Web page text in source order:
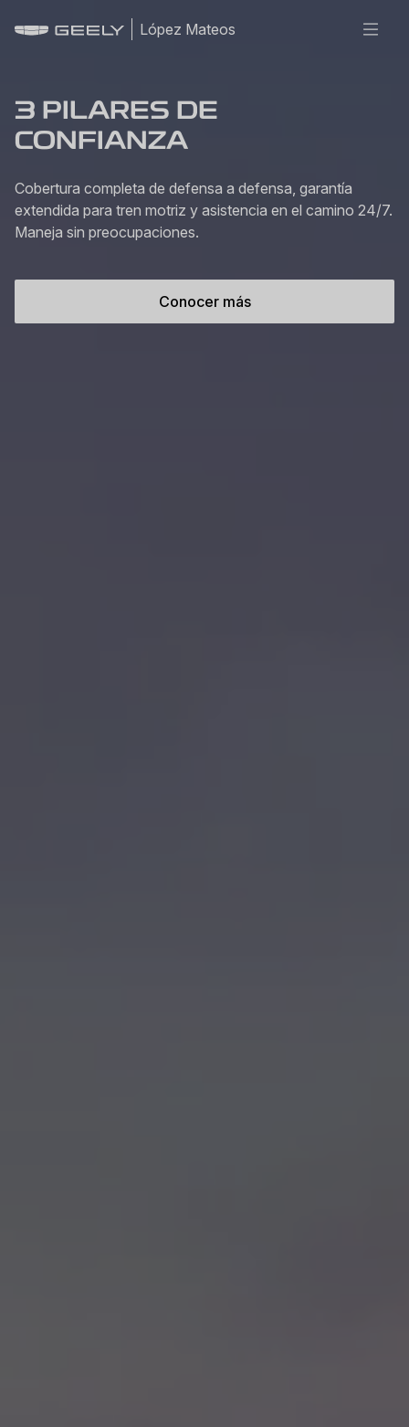
López Mateos
3 PILARES DE
CONFIANZA
Cobertura completa de defensa a defensa, garantía
extendida para tren motriz y asistencia en el camino 24/7.
Maneja sin preocupaciones.
Conocer más